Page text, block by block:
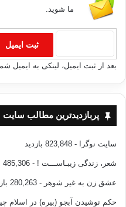
ما شوید.
بعد از ثبت ایمیل، لینکی به ایمیل
پربازدیدترین مطالب سایت
سایت نوگرا - 823,848 بازدید
شعر، زندگی زیبـاســـت ! - 485,306 بازدید
عشق زن به غیر شوهر - 280,263 بازدید
حکم نوشیدن آبجو (بیره) در اسلام